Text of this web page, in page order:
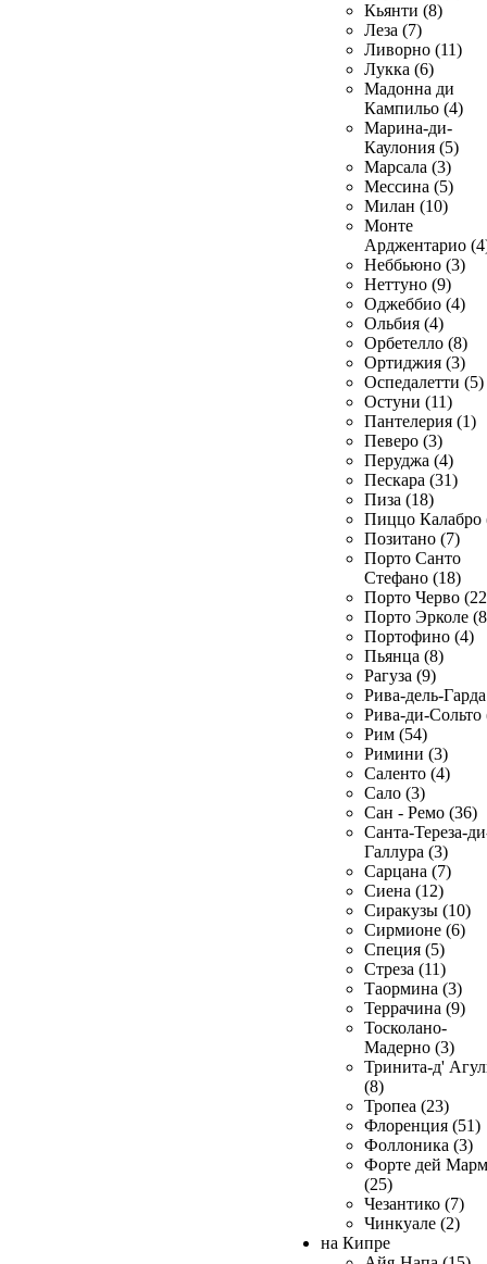
Кьянти (8)
Леза (7)
Ливорно (11)
Лукка (6)
Мадонна ди
Кампильо (4)
Марина-ди-
Каулония (5)
Марсала (3)
Мессина (5)
Милан (10)
Монте
Арджентарио
Неббьюно (3)
Неттуно (9)
Оджеббио (4)
Ольбия (4)
Орбетелло (8)
Ортиджия (3)
Оспедалетти (5)
Остуни (11)
Пантелерия (1)
Певеро (3)
Перуджа (4)
Пескара (31)
Пиза (18)
Пиццо Калабро
Позитано (7)
Порто Санто
Стефано (18)
Порто Черво
Порто Эрколе
Портофино (4)
Пьянца (8)
Рагуза (9)
Рива-дель-
Рива-ди-Сольто
Рим (54)
Римини (3)
Саленто (4)
Сало (3)
Сан - Ремо (36)
Санта-Тереза-
Галлура (3)
Сарцана (7)
Сиена (12)
Сиракузы (10)
Сирмионе (6)
Специя (5)
Стреза (11)
Таормина (3)
Террачина (9)
Тосколано-
Мадерно (3)
Тринита-д'
(8)
Тропеа (23)
Флоренция (51)
Фоллоника (3)
Форте дей
(25)
Чезантико (7)
Чинкуале (2)
на Кипре